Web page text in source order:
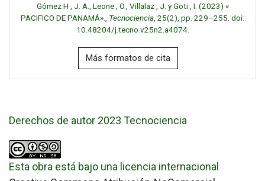
Gómez H , J. A., Leone , O., Villalaz , J. y Goti , I. (2023) «
PACIFICO DE PANAMÁ»., Tecnociencia , 25(2), pp. 229–255. doi:
10.48204/j.tecno.v25n2.a4074.
Más formatos de cita
Derechos de autor 2023 Tecnociencia
Esta obra está bajo una licencia internacional